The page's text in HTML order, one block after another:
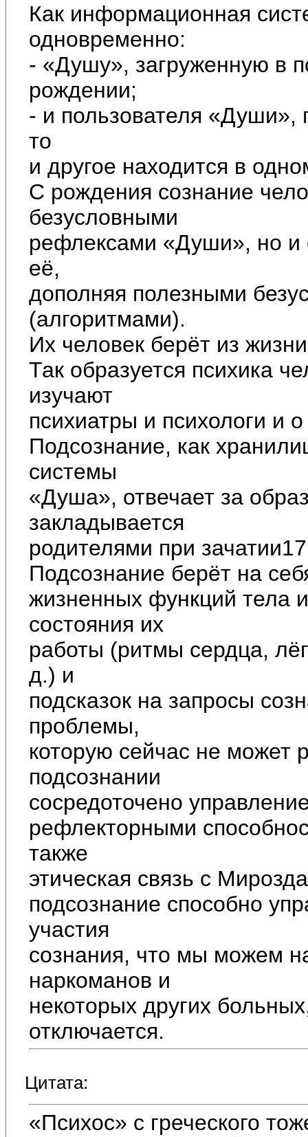
Как информационная
одновременно:
- «Душу», загруженную в
рождении;
- и пользователя «Души»,
то
и другое находится в
С рождения сознание
безусловными
рефлексами «Души», но и
её,
дополняя полезными
(алгоритмами).
Их человек берёт из
Так образуется психика
изучают
психиатры и психологи и
Подсознание, как
системы
«Душа», отвечает за
закладывается
родителями при
Подсознание берёт на
жизненных функций тела
состояния их
работы (ритмы сердца,
д.) и
подсказок на запросы
проблемы,
которую сейчас не может
подсознании
сосредоточено
рефлекторными
также
этическая связь с
подсознание способно
участия
сознания, что мы можем
наркоманов и
некоторых других
отключается.
Цитата:
«Психос» с греческого